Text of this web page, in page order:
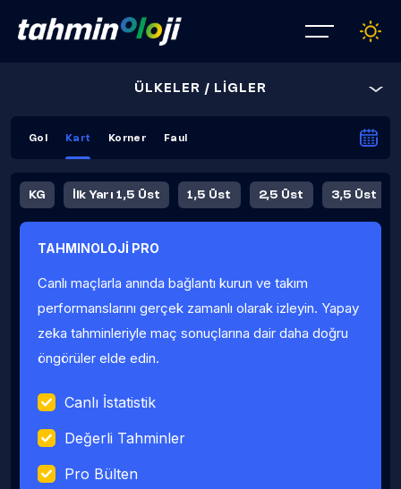
ÜLKELER / LİGLER
Gol Kart Korner Faul
KG İlk Yarı 1,5 Üst 1,5 Üst 2,5 Üst 3,5 Üst
Fauller Ortalama
TAHMINOLOJİ PRO
Canlı maçlarla anında bağlantı kurun ve takım
performanslarını gerçek zamanlı olarak izleyin. Yapay
zeka tahminleriyle maç sonuçlarına dair daha doğru
öngörüler elde edin.
Canlı İstatistik
Değerli Tahminler
Pro Bülten